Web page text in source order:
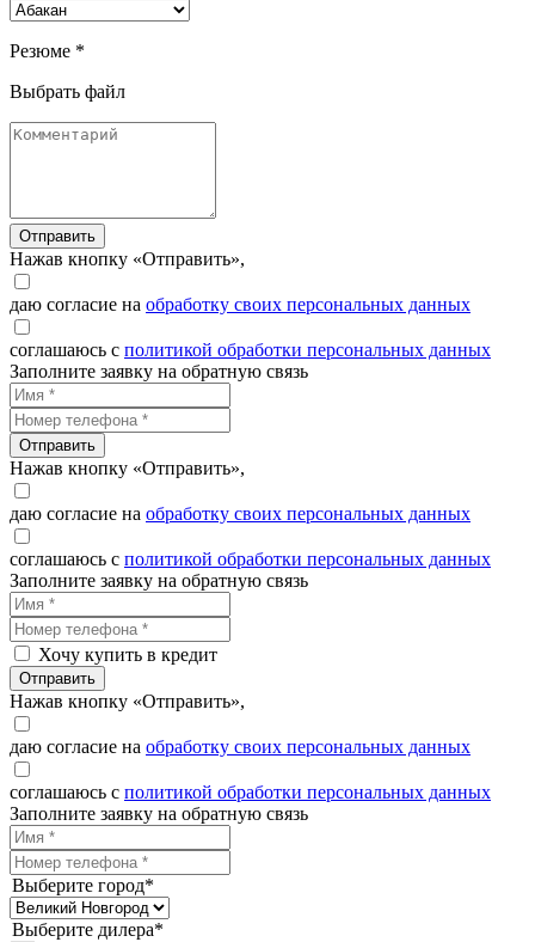
Резюме *
Выбрать файл
Отправить
Нажав кнопку «Отправить»,
даю согласие на обработку своих персональных данных
соглашаюсь с политикой обработки персональных данных
Заполните заявку на обратную связь
Отправить
Нажав кнопку «Отправить»,
даю согласие на обработку своих персональных данных
соглашаюсь с политикой обработки персональных данных
Заполните заявку на обратную связь
Хочу купить в кредит
Отправить
Нажав кнопку «Отправить»,
даю согласие на обработку своих персональных данных
соглашаюсь с политикой обработки персональных данных
Заполните заявку на обратную связь
Выберите город*
Выберите дилера*